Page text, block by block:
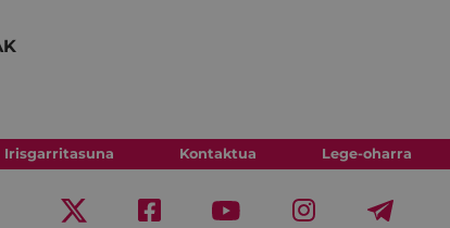
Irisgarritasuna Kontaktua Lege-oharra